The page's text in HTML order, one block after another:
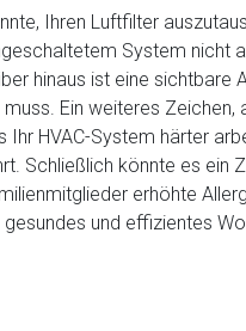
Ihren Luftfilter
System nicht
hinaus ist eine
Ein weiteres Zeichen,
HVAC-System härter
Schließlich könnte es ein
erhöhte
und effizientes